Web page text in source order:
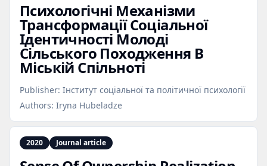
Психологічні Механізми
Трансформації Соціальної
Ідентичності Молоді
Сільського Походження В
Міській Спільноті
Publisher: Інститут соціальної та політичної психології
Authors: Iryna Hubeladze
2020 Journal article